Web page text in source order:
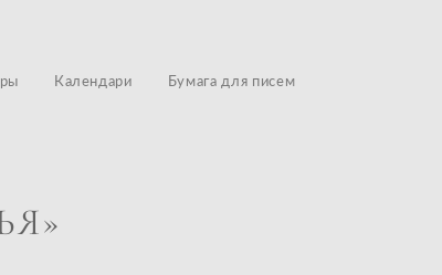
Календари
Бумага для писем